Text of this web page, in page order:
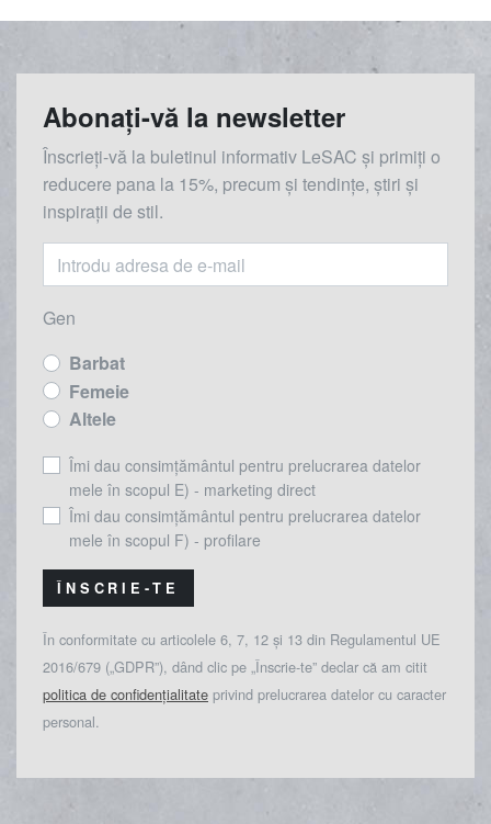
Abonați-vă la newsletter
Înscrieți-vă la buletinul informativ LeSAC și primiți o
reducere pana la 15%, precum și tendințe, știri și
inspirații de stil.
Gen
Barbat
Femeie
Altele
Îmi dau consimțământul pentru prelucrarea datelor
mele în scopul E) - marketing direct
Îmi dau consimțământul pentru prelucrarea datelor
mele în scopul F) - profilare
ÎNSCRIE-TE
În conformitate cu articolele 6, 7, 12 și 13 din Regulamentul UE
2016/679 („GDPR”), dând clic pe „Înscrie-te” declar că am citit
politica de confidențialitate privind prelucrarea datelor cu caracter
personal.